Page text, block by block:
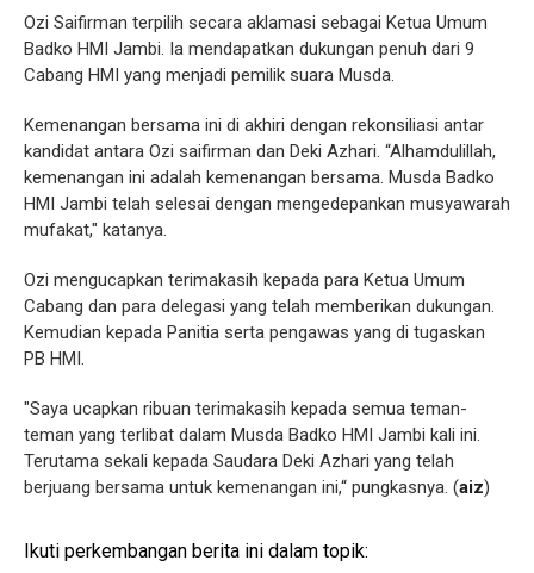
Ozi Saifirman terpilih secara aklamasi sebagai Ketua Umum
Badko HMI Jambi. Ia mendapatkan dukungan penuh dari 9
Cabang HMI yang menjadi pemilik suara Musda.
Kemenangan bersama ini di akhiri dengan rekonsiliasi antar
kandidat antara Ozi saifirman dan Deki Azhari. “Alhamdulillah,
kemenangan ini adalah kemenangan bersama. Musda Badko
HMI Jambi telah selesai dengan mengedepankan musyawarah
mufakat," katanya.
Ozi mengucapkan terimakasih kepada para Ketua Umum
Cabang dan para delegasi yang telah memberikan dukungan.
Kemudian kepada Panitia serta pengawas yang di tugaskan
PB HMI.
"Saya ucapkan ribuan terimakasih kepada semua teman-
teman yang terlibat dalam Musda Badko HMI Jambi kali ini.
Terutama sekali kepada Saudara Deki Azhari yang telah
berjuang bersama untuk kemenangan ini,“ pungkasnya. (aiz)
Ikuti perkembangan berita ini dalam topik: